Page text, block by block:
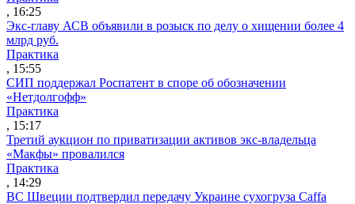
, 16:25
Экс-главу АСВ объявили в розыск по делу о хищении более 4
млрд руб.
Практика
, 15:55
СИП поддержал Роспатент в споре об обозначении
«Нетдолгофф»
Практика
, 15:17
Третий аукцион по приватизации активов экс-владельца
«Макфы» провалился
Практика
, 14:29
ВС Швеции подтвердил передачу Украине сухогруза Caffa